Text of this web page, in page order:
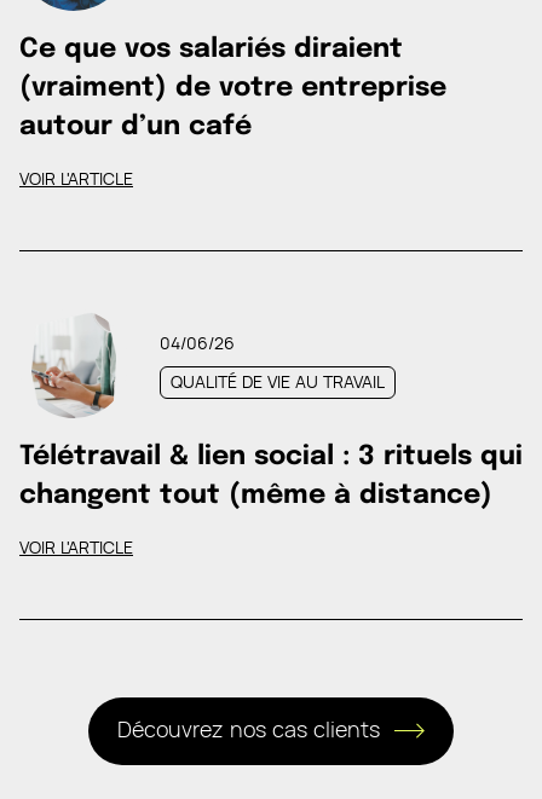
Ce que vos salariés diraient
(vraiment) de votre entreprise
autour d’un café
VOIR L'ARTICLE
04/06/26
QUALITÉ DE VIE AU TRAVAIL
Télétravail & lien social : 3 rituels qui
changent tout (même à distance)
VOIR L'ARTICLE
Découvrez nos cas clients